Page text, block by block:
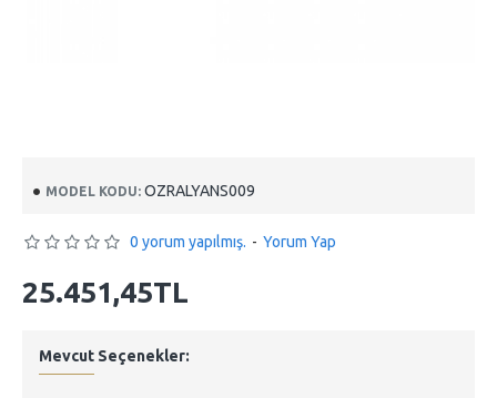
MODEL KODU: OZRALYANS009
0 yorum yapılmış. - Yorum Yap
25.451,45TL
Mevcut Seçenekler: